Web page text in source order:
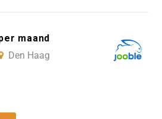
maand
Den Haag